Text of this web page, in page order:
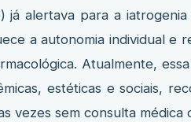
já alertava para a
a autonomia individual e
Atualmente,
estéticas e sociais,
vezes sem consulta médica